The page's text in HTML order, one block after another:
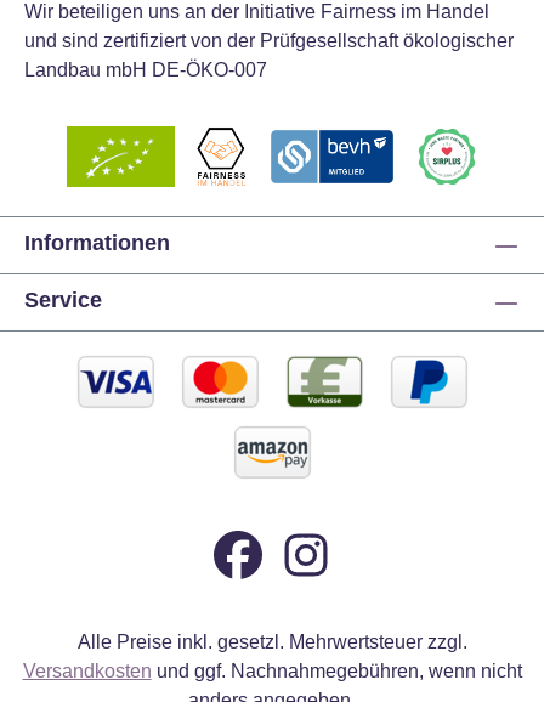
Wir beteiligen uns an der Initiative Fairness im Handel
und sind zertifiziert von der Prüfgesellschaft ökologischer
Landbau mbH DE-ÖKO-007
Informationen
Service
Alle Preise inkl. gesetzl. Mehrwertsteuer zzgl.
Versandkosten und ggf. Nachnahmegebühren, wenn nicht